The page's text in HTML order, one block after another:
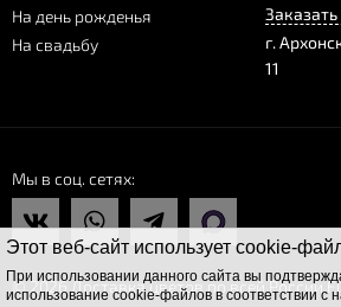
Этот веб-сайт использует cookie-
При использовании данного сайта вы
использование cookie-файлов в соответствии с
На день рожденья
На свадьбу
г.
11
Мы в соц. сетях
© 2026 Доставка цветов по всей России